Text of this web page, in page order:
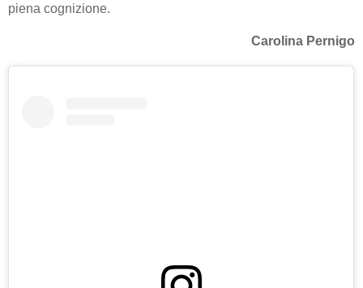
piena cognizione.
Carolina Pernigo